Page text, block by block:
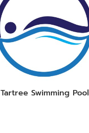
Tartree Swimming Pool